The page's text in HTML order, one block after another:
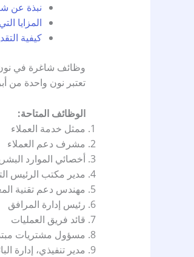
نبذة عن
المزايا
كيفية
وظائف شاغرة في
تعتبر نون واحدة من
الوظائف المتاحة:
ممثل خدمة العملاء
مشرف دعم العملاء
أخصائي الموارد
مدير مكتب الرئيس
مهندس دعم تقنية
رئيس إدارة المرافق
قائد فريق العمليات
مسؤول مشتريات
مدير تنفيذي، إدارة